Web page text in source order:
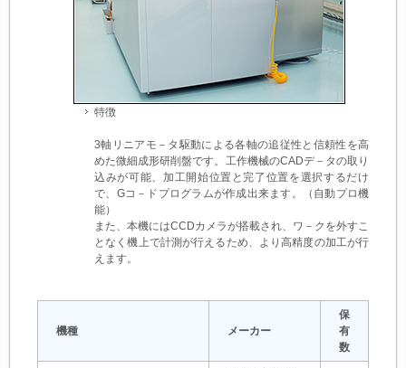
特徴
3軸リニアモ－タ駆動による各軸の追従性と信頼性を高
めた微細成形研削盤です。工作機械のCADデ－タの取り
込みが可能、加工開始位置と完了位置を選択するだけ
で、Gコ－ドプログラムが作成出来ます。（自動プロ機
能）
また、本機にはCCDカメラが搭載され、ワ－クを外すこ
となく機上で計測が行えるため、より高精度の加工が行
えます。
機種 メーカー
保
有
数